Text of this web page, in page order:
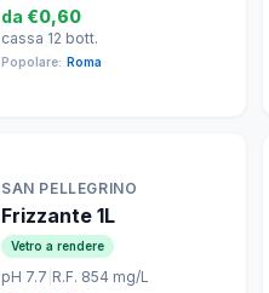
da €0,60
cassa 12 bott.
Popolare: Roma
SAN PELLEGRINO
Frizzante 1L
Vetro a rendere
pH 7.7 R.F. 854 mg/L